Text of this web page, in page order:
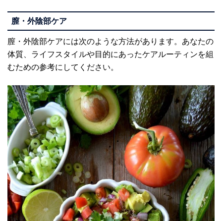
膣・外陰部ケア
膣・外陰部ケアには次のような方法があります。あなたの
体質、ライフスタイルや目的にあったケアルーティンを組
むための参考にしてください。